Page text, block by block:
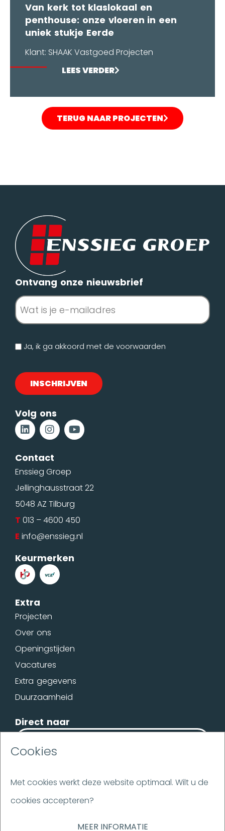
Cookies
Met cookies werkt deze website optimaal. Wilt u de
cookies accepteren?
MEER INFORMATIE
Van kerk tot klaslokaal en
penthouse: onze vloeren in een
uniek stukje Eerde
Klant: SHAAK Vastgoed Projecten
LEES VERDER
TERUG NAAR PROJECTEN
Ontvang onze nieuwsbrief
E-
mailadres
(Vereist)
Geen
Ja, ik ga akkoord met de voorwaarden
Volg ons
Contact
Enssieg Groep
Jellinghausstraat 22
5048 AZ Tilburg
T 013 – 4600 450
E info@enssieg.nl
Keurmerken
Extra
Projecten
Over ons
Openingstijden
Vacatures
Extra gegevens
Duurzaamheid
Direct naar
Disclaimer